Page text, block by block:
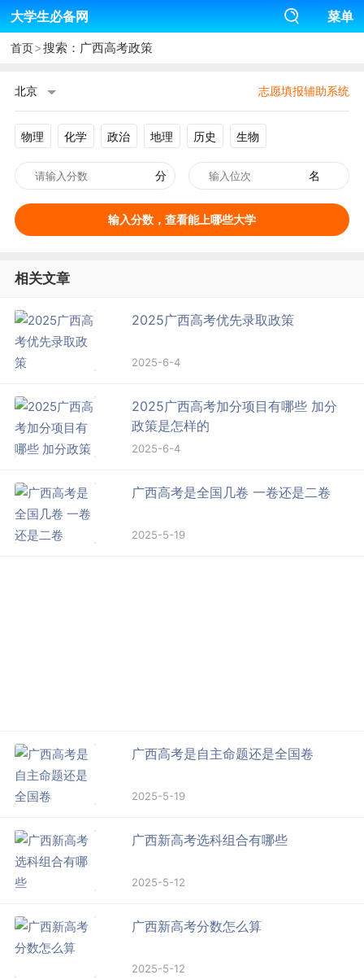
大学生必备网 菜单
首页>搜索：广西高考政策
北京 志愿填报辅助系统
物理 化学 政治 地理 历史 生物
分 名
输入分数，查看能上哪些大学
相关文章
2025广西高考优先录取政策
2025-6-4
2025广西高考加分项目有哪些 加分
政策是怎样的
2025-6-4
广西高考是全国几卷 一卷还是二卷
2025-5-19
广西高考是自主命题还是全国卷
2025-5-19
广西新高考选科组合有哪些
2025-5-12
广西新高考分数怎么算
2025-5-12